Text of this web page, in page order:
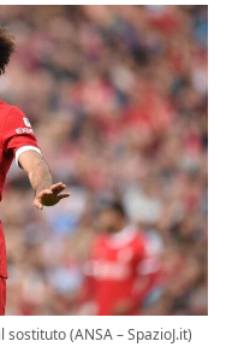
(ANSA – SpazioJ.it)